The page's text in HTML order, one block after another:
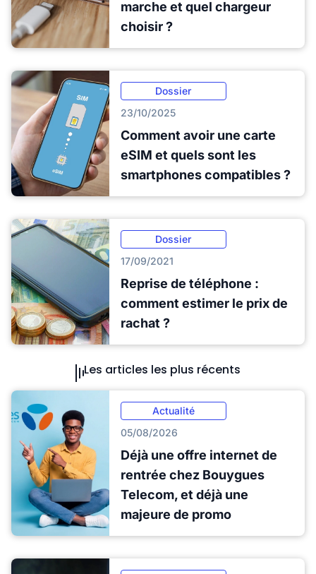
marche et quel chargeur
choisir ?
Dossier
23/10/2025
Comment avoir une carte
eSIM et quels sont les
smartphones compatibles ?
Dossier
17/09/2021
Reprise de téléphone :
comment estimer le prix de
rachat ?
Les articles les plus récents
Actualité
05/08/2026
Déjà une offre internet de
rentrée chez Bouygues
Telecom, et déjà une
majeure de promo